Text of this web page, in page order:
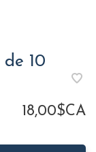
de 10
18,00$CA